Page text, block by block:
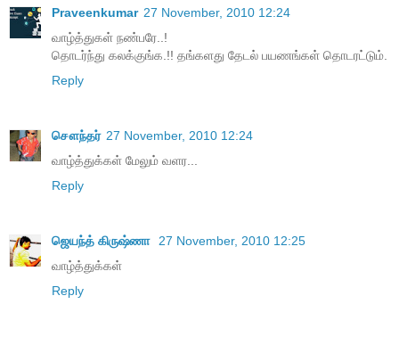
Praveenkumar 27 November, 2010 12:24
வாழ்த்துகள் நண்பரே..!
தொடர்ந்து கலக்குங்க.!! தங்களது தேடல் பயணங்கள் தொடரட்டும்.
Reply
சௌந்தர் 27 November, 2010 12:24
வாழ்த்துக்கள் மேலும் வளர...
Reply
ஜெயந்த் கிருஷ்ணா
27 November, 2010 12:25
வாழ்த்துக்கள்
Reply